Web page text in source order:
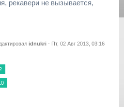
рекавери не вызывается,
idnukri - Пт, 02 Авг 2013, 03:16